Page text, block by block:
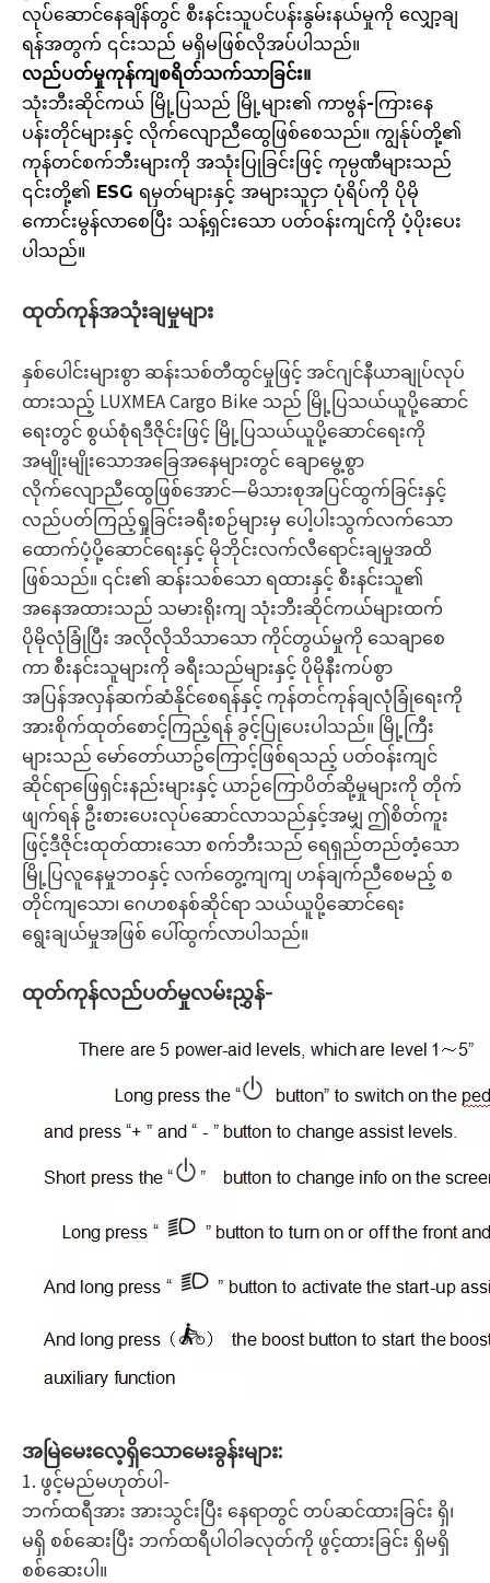
လုပ်ဆောင်နေချိန်တွင် စီးနင်းသူပင်ပန်းနွမ်းနယ်မှုကို လျှော့ချ
ရန်အတွက် ၎င်းသည် မရှိမဖြစ်လိုအပ်ပါသည်။
လည်ပတ်မှုကုန်ကျစရိတ်သက်သာခြင်း။
သုံးဘီးဆိုင်ကယ် မြို့ပြသည် မြို့များ၏ ကာဗွန်-ကြားနေ
ပန်းတိုင်များနှင့် လိုက်လျောညီထွေဖြစ်စေသည်။ ကျွန်ုပ်တို့၏
ကုန်တင်စက်ဘီးများကို အသုံးပြုခြင်းဖြင့် ကုမ္ပဏီများသည်
၎င်းတို့၏ ESG ရမှတ်များနှင့် အများသူငှာ ပုံရိပ်ကို ပိုမို
ကောင်းမွန်လာစေပြီး သန့်ရှင်းသော ပတ်ဝန်းကျင်ကို ပံ့ပိုးပေး
ပါသည်။
ထုတ်ကုန်အသုံးချမှုများ
နှစ်ပေါင်းများစွာ ဆန်းသစ်တီထွင်မှုဖြင့် အင်ဂျင်နီယာချုပ်လုပ်
ထားသည့် LUXMEA Cargo Bike သည် မြို့ပြသယ်ယူပို့ဆောင်
ရေးတွင် စွယ်စုံရဒီဇိုင်းဖြင့် မြို့ပြသယ်ယူပို့ဆောင်ရေးကို
အမျိုးမျိုးသောအခြေအနေများတွင် ချောမွေ့စွာ
လိုက်လျောညီထွေဖြစ်အောင်—မိသားစုအပြင်ထွက်ခြင်းနှင့်
လည်ပတ်ကြည့်ရှုခြင်းခရီးစဉ်များမှ ပေါ့ပါးသွက်လက်သော
ထောက်ပံ့ပို့ဆောင်ရေးနှင့် မိုဘိုင်းလက်လီရောင်းချမှုအထိ
ဖြစ်သည်။ ၎င်း၏ ဆန်းသစ်သော ရထားနှင့် စီးနင်းသူ၏
အနေအထားသည် သမားရိုးကျ သုံးဘီးဆိုင်ကယ်များထက်
ပိုမိုလုံခြုံပြီး အလိုလိုသိသာသော ကိုင်တွယ်မှုကို သေချာစေ
ကာ စီးနင်းသူများကို ခရီးသည်များနှင့် ပိုမိုနီးကပ်စွာ
အပြန်အလှန်ဆက်ဆံနိုင်စေရန်နှင့် ကုန်တင်ကုန်ချလုံခြုံရေးကို
အားစိုက်ထုတ်စောင့်ကြည့်ရန် ခွင့်ပြုပေးပါသည်။ မြို့ကြီး
များသည် မော်တော်ယာဥ်ကြောင့်ဖြစ်ရသည့် ပတ်ဝန်းကျင်
ဆိုင်ရာဖြေရှင်းနည်းများနှင့် ယာဉ်ကြောပိတ်ဆို့မှုများကို တိုက်
ဖျက်ရန် ဦးစားပေးလုပ်ဆောင်လာသည်နှင့်အမျှ ဤစိတ်ကူး
ဖြင့်ဒီဇိုင်းထုတ်ထားသော စက်ဘီးသည် ရေရှည်တည်တံ့သော
မြို့ပြလူနေမှုဘဝနှင့် လက်တွေ့ကျကျ ဟန်ချက်ညီစေမည့် စ
တိုင်ကျသော၊ ဂေဟစနစ်ဆိုင်ရာ သယ်ယူပို့ဆောင်ရေး
ရွေးချယ်မှုအဖြစ် ပေါ်ထွက်လာပါသည်။
ထုတ်ကုန်လည်ပတ်မှုလမ်းညွှန်-
အမြဲမေးလေ့ရှိသောမေးခွန်းများ:
1. ဖွင့်မည်မဟုတ်ပါ-
ဘက်ထရီအား အားသွင်းပြီး နေရာတွင် တပ်ဆင်ထားခြင်း ရှိ၊
မရှိ စစ်ဆေးပြီး ဘက်ထရီပါဝါခလုတ်ကို ဖွင့်ထားခြင်း ရှိမရှိ
စစ်ဆေးပါ။